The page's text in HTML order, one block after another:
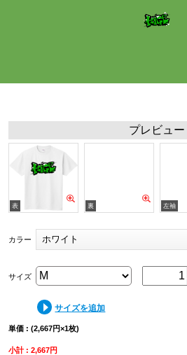
プレビュー
カラー ホワイト
サイズ
サイズを追加
単価 : (2,667円×1枚)
小計 : 2,667円